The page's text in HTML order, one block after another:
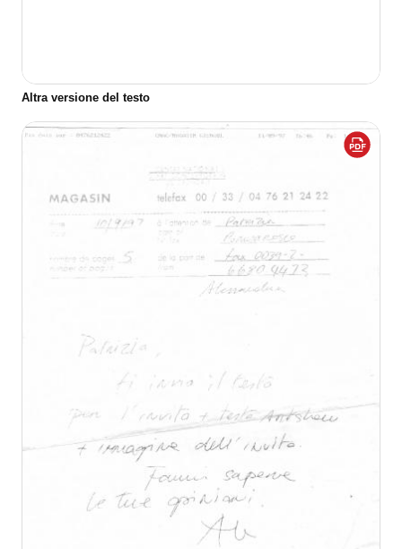
Altra versione del testo